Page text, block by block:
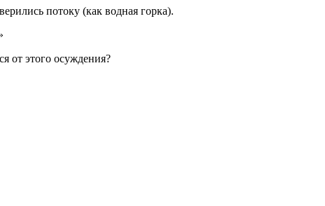
потоку (как водная горка).
от этого осуждения?